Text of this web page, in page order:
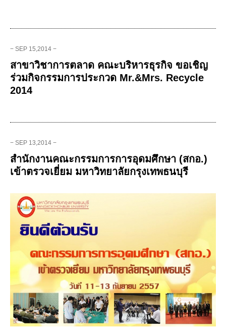
− SEP 15,2014 −
สาขาวิชาการตลาด คณะบริหารธุรกิจ ขอเชิญ
ร่วมกิจกรรมการประกวด Mr.&Mrs. Recycle
2014
− SEP 13,2014 −
สำนักงานคณะกรรมการการอุดมศึกษา (สกอ.)
เข้าตรวจเยี่ยม มหาวิทยาลัยกรุงเทพธนบุรี